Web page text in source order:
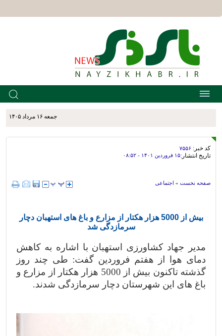
جمعه ۱۶ مرداد ۱۴۰۵
کد خبر: ۷۵۵۶
تاریخ انتشار:۱۵ فروردين ۱۴۰۱ - ۰۸:۵۲
صفحه نخست » اجتماعی
بیش از 5000 هزار هکتار از مزارع و باغ های استهبان دچار
سرمازدگی شد
مدیر جهاد کشاورزی استهبان با اشاره به کاهش
دمای هوا از هفتم فروردین گفت: طی چند روز
گذشته تاکنون بیش از 5000 هزار هکتار از مزارع و
باغ های این شهرستان دچار سرمازدگی شدند.